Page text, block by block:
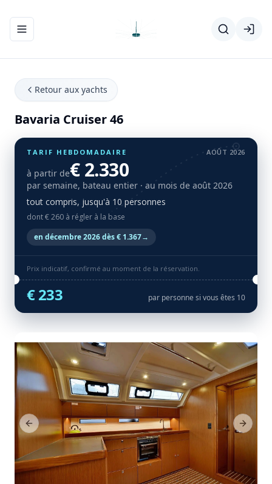
Ouvrir/fermer le menu de navigation
Retour aux yachts
Bavaria Cruiser 46
TARIF HEBDOMADAIRE AOÛT 2026
à partir de€ 2.330
par semaine, bateau entier · au mois de août 2026
tout compris, jusqu'à 10 personnes
dont € 260 à régler à la base
en décembre 2026 dès € 1.367→
Prix indicatif, confirmé au moment de la réservation.
€ 233 par personne si vous êtes 10
Previous Slide Next